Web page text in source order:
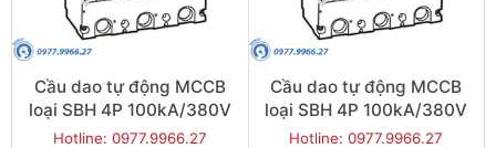
Cầu dao tự động MCCB
loại SBH 4P 100kA/380V
800A - Model
Hotline: 0977.9966.27
Cầu dao tự động MCCB
loại SBH 4P 100kA/380V
700A - Model
Hotline: 0977.9966.27